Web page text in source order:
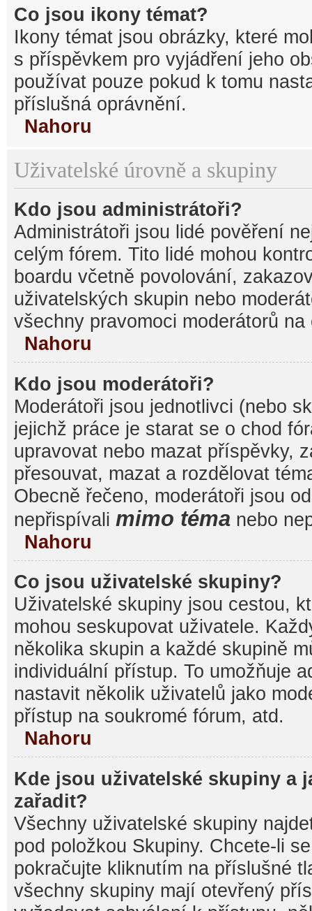
Co jsou ikony témat?
Ikony témat jsou obrázky, které
s příspěvkem pro vyjádření jeho
používat pouze pokud k tomu
příslušná oprávnění.
Nahoru
Uživatelské úrovně a skupiny
Kdo jsou administrátoři?
Administrátoři jsou lidé pověření
celým fórem. Tito lidé mohou
boardu včetně povolování,
uživatelských skupin nebo
všechny pravomoci moderátorů na
Nahoru
Kdo jsou moderátoři?
Moderátoři jsou jednotlivci (nebo
jejichž práce je starat se o chod
upravovat nebo mazat příspěvky,
přesouvat, mazat a rozdělovat
Obecně řečeno, moderátoři jsou
nepřispívali mimo téma nebo
Nahoru
Co jsou uživatelské skupiny?
Uživatelské skupiny jsou cestou,
mohou seskupovat uživatele.
několika skupin a každé skupině
individuální přístup. To umožňuje
nastavit několik uživatelů jako
přístup na soukromé fórum, atd.
Nahoru
Kde jsou uživatelské skupiny a
zařadit?
Všechny uživatelské skupiny
pod položkou Skupiny. Chcete-li
pokračujte kliknutím na příslušné
všechny skupiny mají otevřený